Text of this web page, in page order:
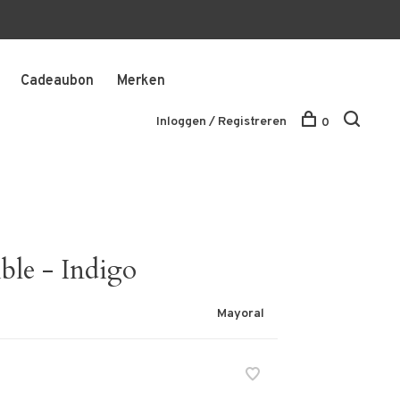
Cadeaubon Merken
Inloggen / Registreren 0
- Indigo
Mayoral